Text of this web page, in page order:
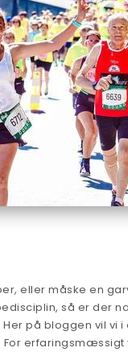
eller måske en
så er der
på bloggen vil vi
erfaringsmæssigt